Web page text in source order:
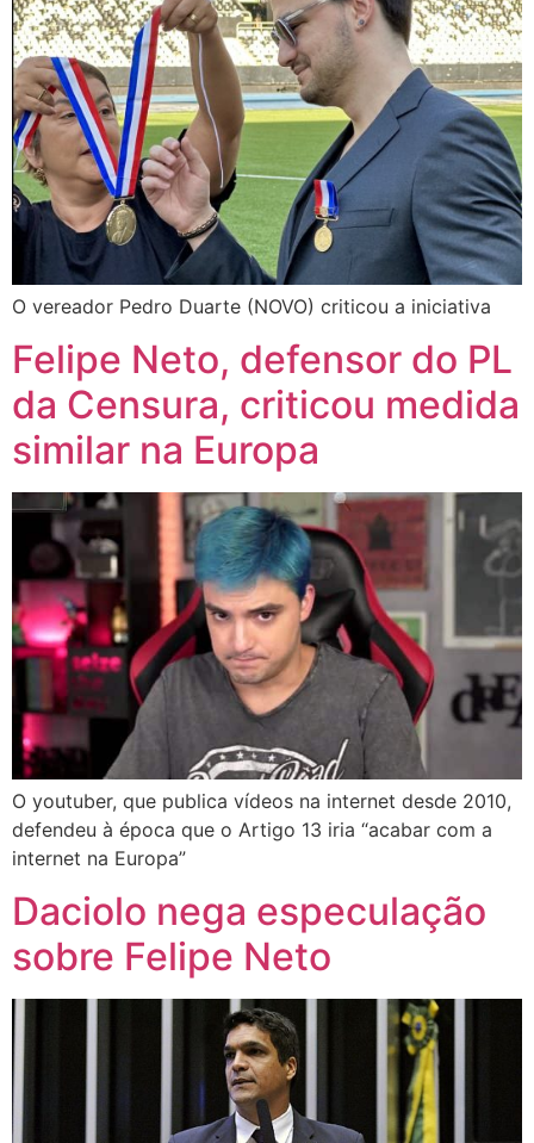
O vereador Pedro Duarte (NOVO) criticou a iniciativa
Felipe Neto, defensor do PL
da Censura, criticou medida
similar na Europa
O youtuber, que publica vídeos na internet desde 2010,
defendeu à época que o Artigo 13 iria “acabar com a
internet na Europa”
Daciolo nega especulação
sobre Felipe Neto